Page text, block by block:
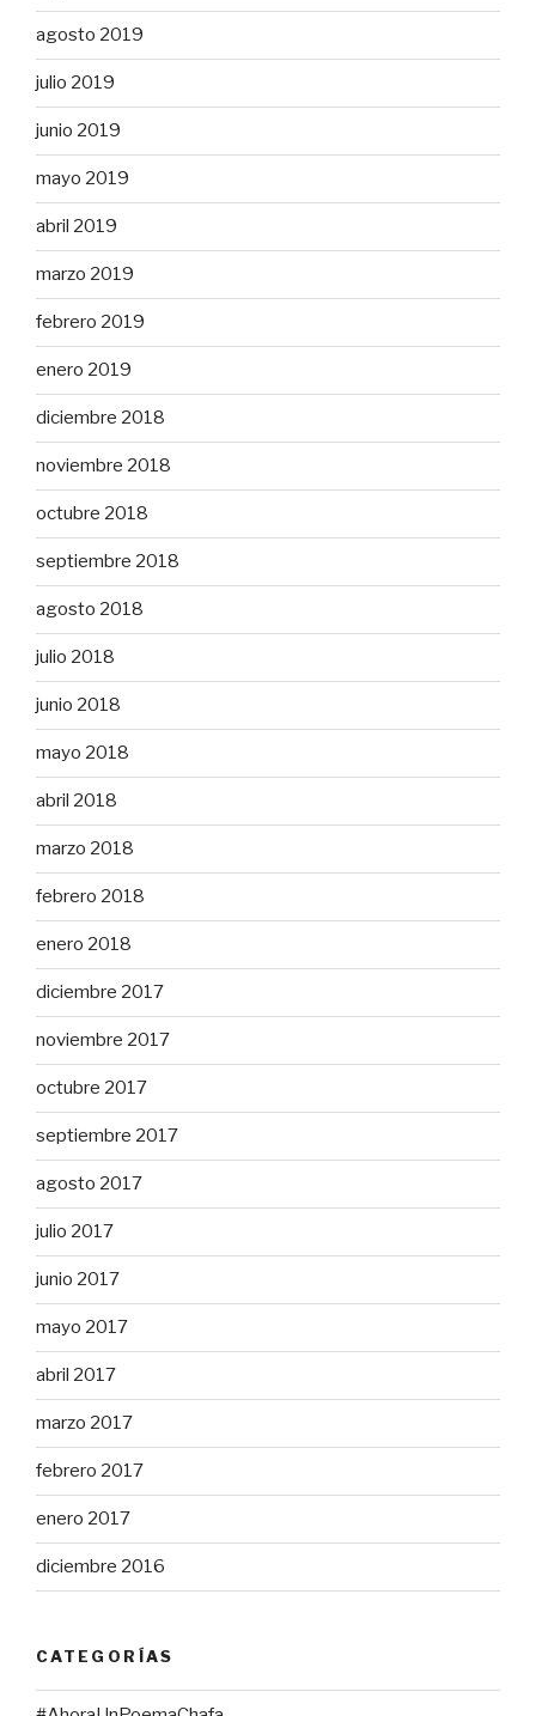
agosto 2019
julio 2019
junio 2019
mayo 2019
abril 2019
marzo 2019
febrero 2019
enero 2019
diciembre 2018
noviembre 2018
octubre 2018
septiembre 2018
agosto 2018
julio 2018
junio 2018
mayo 2018
abril 2018
marzo 2018
febrero 2018
enero 2018
diciembre 2017
noviembre 2017
octubre 2017
septiembre 2017
agosto 2017
julio 2017
junio 2017
mayo 2017
abril 2017
marzo 2017
febrero 2017
enero 2017
diciembre 2016
CATEGORÍAS